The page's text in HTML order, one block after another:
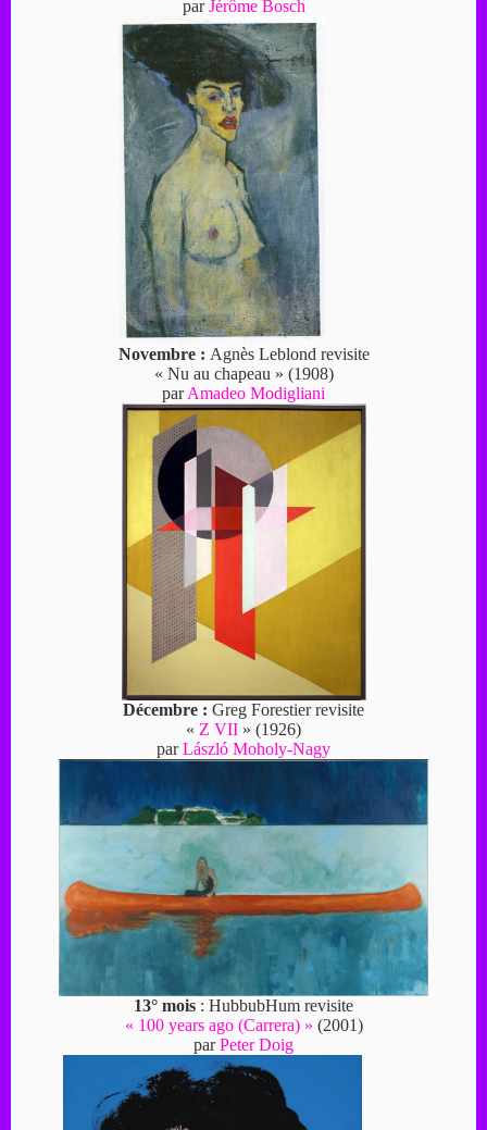
parJérôme Bosch
Novembre : Agnès Leblond revisite
« Nu au chapeau » (1908)
parAmadeo Modigliani
Décembre : Greg Forestier revisite
« Z VII » (1926)
parLászló Moholy-Nagy
13° mois : HubbubHum revisite
« 100 years ago (Carrera) » (2001)
parPeter Doig